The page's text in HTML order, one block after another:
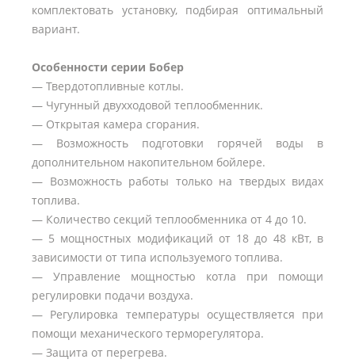
комплектовать установку, подбирая оптимальный
вариант.
Особенности серии Бобер
— Твердотопливные котлы.
— Чугунный двухходовой теплообменник.
— Открытая камера сгорания.
— Возможность подготовки горячей воды в
дополнительном накопительном бойлере.
— Возможность работы только на твердых видах
топлива.
— Количество секций теплообменника от 4 до 10.
— 5 мощностных модификаций от 18 до 48 кВт, в
зависимости от типа используемого топлива.
— Управление мощностью котла при помощи
регулировки подачи воздуха.
— Регулировка температуры осуществляется при
помощи механического терморегулятора.
— Защита от перегрева.